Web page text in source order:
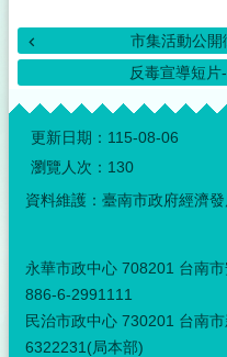
市集活動公開
反毒宣導短
:::
更新日期： 115-08-06
瀏覽人次： 130
資料維護：臺南市政府經濟
永華市政中心 708201 台南
886-6-2991111
民治市政中心 730201 台南
6322231(局本部)